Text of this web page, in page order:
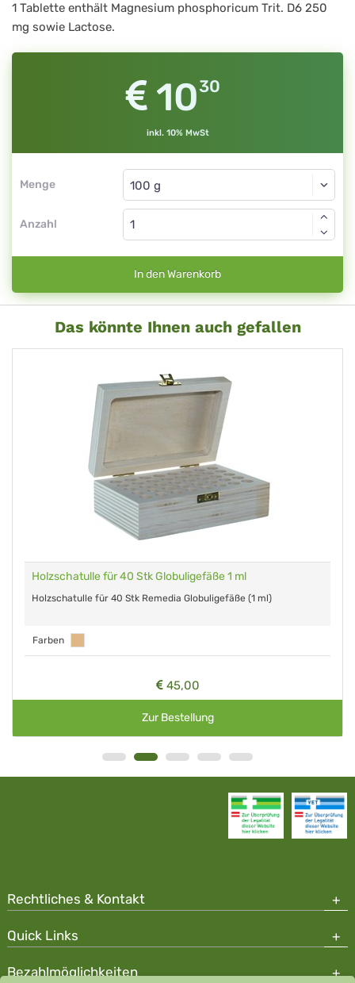
1 Tablette enthält Magnesium phosphoricum Trit. D6 250
mg sowie Lactose.
1030
inkl. 10% MwSt
Menge
Anzahl
In den Warenkorb
Das könnte Ihnen auch gefallen
Holzschatulle für 40 Stk Globuligefäße 1 ml
Holzschatulle für 40 Stk Remedia Globuligefäße (1 ml)
Farben
45,00
Zur Bestellung
Rechtliches & Kontakt
Quick Links
Bezahlmöglichkeiten